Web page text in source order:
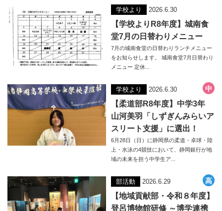
学校より 2026.6.30
【学校よりR8年度】城南食
堂7月の日替わりメニュー
7月の城南食堂の日替わりランチメニュー
をお知らせします。 城南食堂7月日替わり
メニュー 定休...
学校より 2026.6.30
【柔道部R8年度】中学3年
山河美羽「しずぎんみらいア
スリート支援」に選出！
6月28日（日）に静岡県の柔道・卓球・陸
上・水泳の4競技において、静岡銀行が地
域の未来を担う中学生ア...
部活動 2026.6.29
【地域貢献部・令和８年度】
登呂博物館研修 ～博学連携